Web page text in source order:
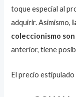
toque especial al
adquirir. Asimismo,
coleccionismo son
anterior, tiene
El precio